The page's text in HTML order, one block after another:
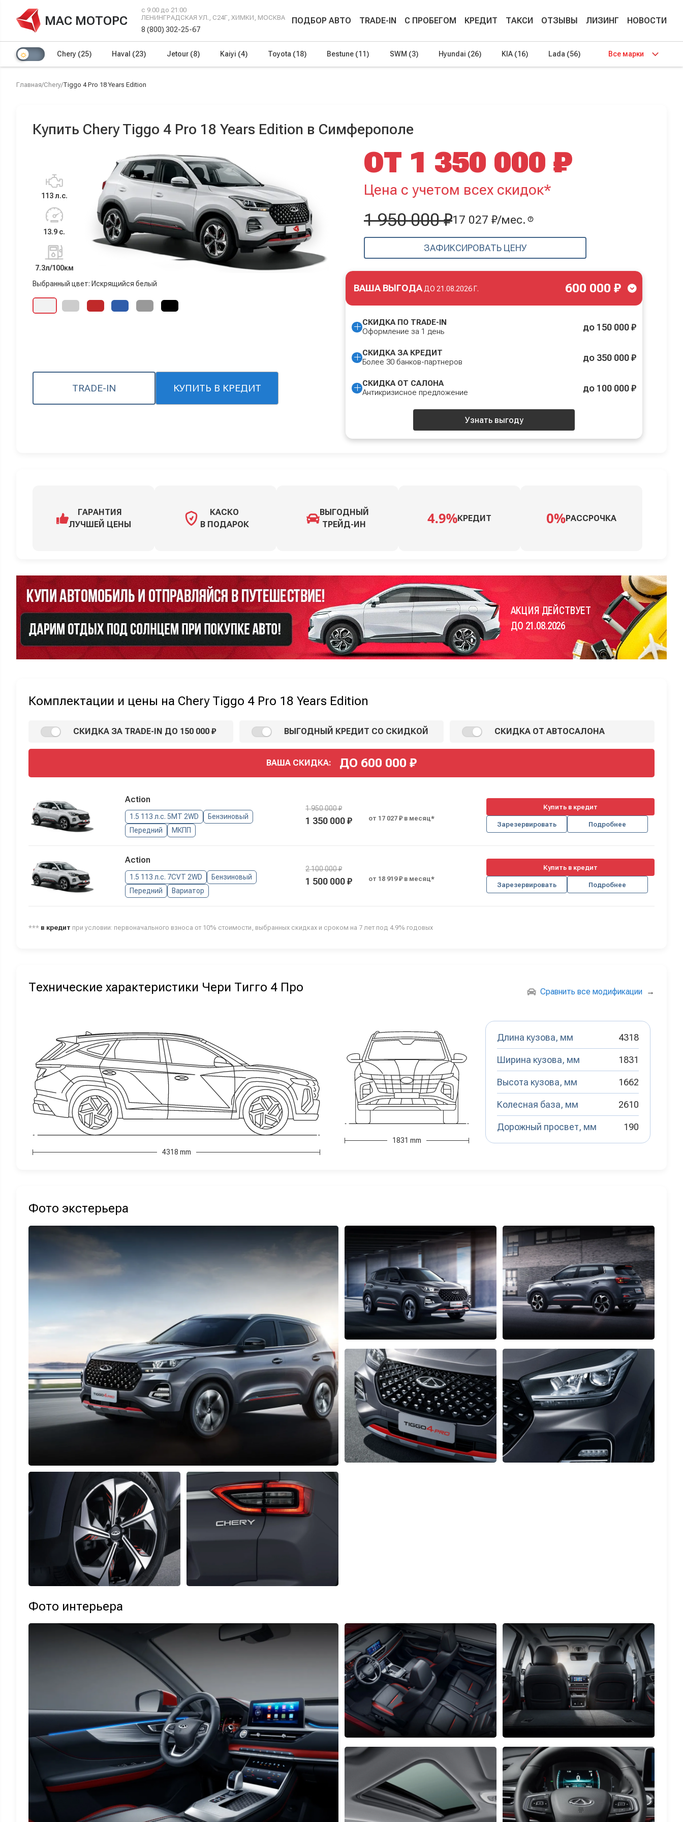
МАС МОТОРС
с 9:00 до 21:00
ЛЕНИНГРАДСКАЯ УЛ., С24Г, ХИМКИ, МОСКВА
8 (800) 302-25-67
ПОДБОР АВТО TRADE-IN С ПРОБЕГОМ КРЕДИТ ТАКСИ ОТЗЫВЫ ЛИЗИНГ НОВОСТИ
Chery (25) Haval (23) Jetour (8) Kaiyi (4) Toyota (18) Bestune (11) SWM (3) Hyundai (26) KIA (16) Lada (56) Все марки
Главная/Chery/Tiggo 4 Pro 18 Years Edition
Купить Chery Tiggo 4 Pro 18 Years Edition в Симферополе
113 л.с.
13.9 с.
7.3л/100км
Выбранный цвет: Искрящийся белый
TRADE-IN КУПИТЬ В КРЕДИТ
ОТ 1 350 000 ₽
Цена с учетом всех скидок*
1 950 000 ₽17 027 ₽/мес.
ЗАФИКСИРОВАТЬ ЦЕНУ
ВАША ВЫГОДА ДО 21.08.2026 Г. 600 000 ₽
СКИДКА ПО TRADE-IN
Оформление за 1 день
до 150 000 ₽
СКИДКА ЗА КРЕДИТ
Более 30 банков-партнеров
до 350 000 ₽
СКИДКА ОТ САЛОНА
Антикризисное предложение
до 100 000 ₽
Узнать выгоду
ГАРАНТИЯ
ЛУЧШЕЙ ЦЕНЫ
КАСКО
В ПОДАРОК
ВЫГОДНЫЙ
ТРЕЙД-ИН
КРЕДИТ РАССРОЧКА
АКЦИЯ ДЕЙСТВУЕТ
ДО 21.08.2026
Комплектации и цены на Chery Tiggo 4 Pro 18 Years Edition
СКИДКА ЗА TRADE-IN ДО 150 000 ₽ ВЫГОДНЫЙ КРЕДИТ СО СКИДКОЙ СКИДКА ОТ АВТОСАЛОНА
ВАША СКИДКА: ДО 600 000 ₽
Action
1.5 113 л.с. 5MT 2WD
Бензиновый
Передний
МКПП
1 950 000 ₽
1 350 000 ₽ от 17 027 ₽ в месяц*
Купить в кредит
Зарезервировать Подробнее
Action
1.5 113 л.с. 7CVT 2WD
Бензиновый
Передний
Вариатор
2 100 000 ₽
1 500 000 ₽ от 18 919 ₽ в месяц*
Купить в кредит
Зарезервировать Подробнее
*** в кредит при условии: первоначального взноса от 10% стоимости, выбранных скидках и сроком на 7 лет под 4.9% годовых
Технические характеристики Чери Тигго 4 Про Сравнить все модификации →
4318 mm
1831 mm
Длина кузова, мм 4318
Ширина кузова, мм 1831
Высота кузова, мм 1662
Колесная база, мм 2610
Дорожный просвет, мм 190
Фото экстерьера
Фото интерьера